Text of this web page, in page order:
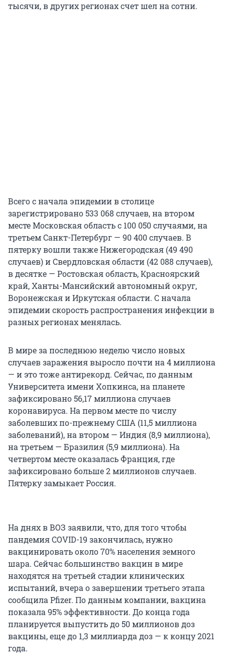
тысячи, в других регионах счет шел на сотни.
Всего с начала эпидемии в столице
зарегистрировано 533 068 случаев, на втором
месте Московская область с 100 050 случаями, на
третьем Санкт-Петербург — 90 400 случаев. В
пятерку вошли также Нижегородская (49 490
случаев) и Свердловская области (42 088 случаев),
в десятке — Ростовская область, Красноярский
край, Ханты-Мансийский автономный округ,
Воронежская и Иркутская области. С начала
эпидемии скорость распространения инфекции в
разных регионах менялась.
В мире за последнюю неделю число новых
случаев заражения выросло почти на 4 миллиона
— и это тоже антирекорд. Сейчас, по данным
Университета имени Хопкинса, на планете
зафиксировано 56,17 миллиона случаев
коронавируса. На первом месте по числу
заболевших по-прежнему США (11,5 миллиона
заболеваний), на втором — Индия (8,9 миллиона),
на третьем — Бразилия (5,9 миллиона). На
четвертом месте оказалась Франция, где
зафиксировано больше 2 миллионов случаев.
Пятерку замыкает Россия.
На днях в ВОЗ заявили, что, для того чтобы
пандемия COVID-19 закончилась, нужно
вакцинировать около 70% населения земного
шара. Сейчас большинство вакцин в мире
находятся на третьей стадии клинических
испытаний, вчера о завершении третьего этапа
сообщила Pfizer. По данным компании, вакцина
показала 95% эффективности. До конца года
планируется выпустить до 50 миллионов доз
вакцины, еще до 1,3 миллиарда доз — к концу 2021
года.